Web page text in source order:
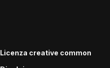
Licenza creative common